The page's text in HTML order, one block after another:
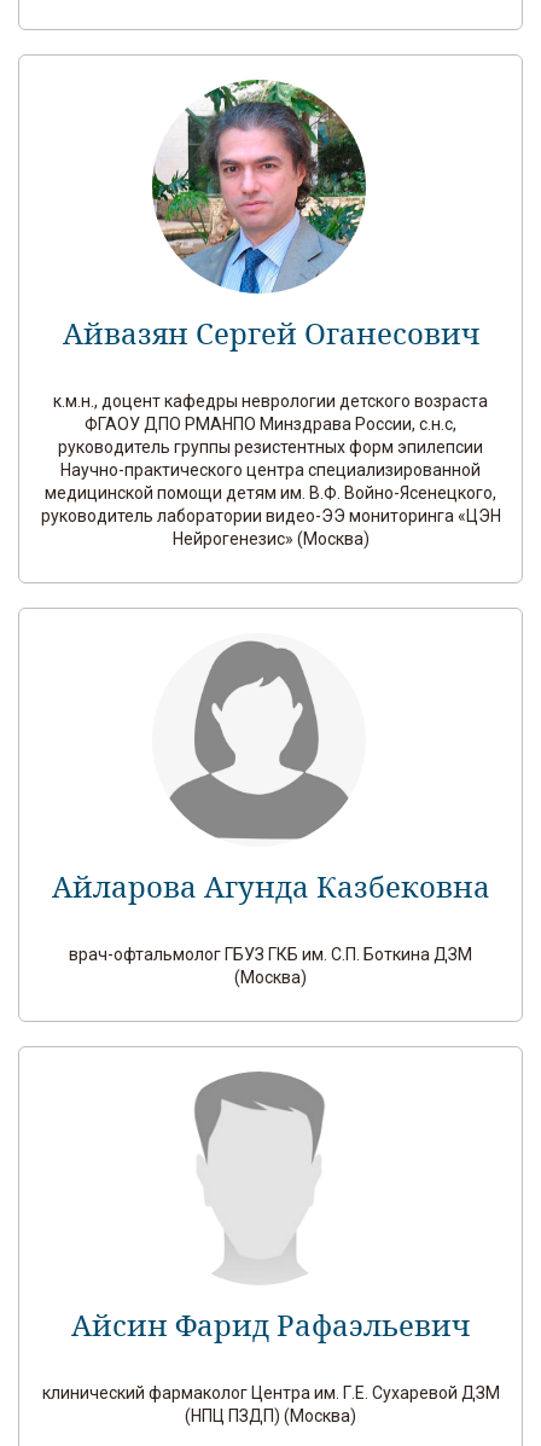
Айвазян Сергей Оганесович
к.м.н., доцент кафедры неврологии детского возраста
ФГАОУ ДПО РМАНПО Минздрава России, с.н.с,
руководитель группы резистентных форм эпилепсии
Научно-практического центра специализированной
медицинской помощи детям им. В.Ф. Войно-Ясенецкого,
руководитель лаборатории видео-ЭЭ мониторинга «ЦЭН
Нейрогенезис» (Москва)
Айларова Агунда Казбековна
врач-офтальмолог ГБУЗ ГКБ им. С.П. Боткина ДЗМ
(Москва)
Айсин Фарид Рафаэльевич
клинический фармаколог Центра им. Г.Е. Сухаревой ДЗМ
(НПЦ ПЗДП) (Москва)